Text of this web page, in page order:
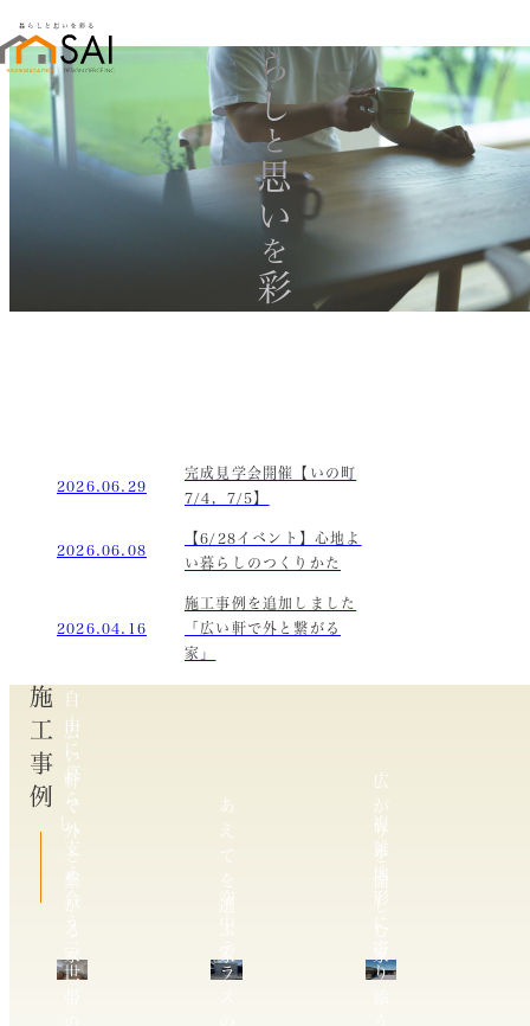
暮らし
と
思い
を
彩る
2026.06.29
完成見学会開催【いの町
7/4，7/5】
2026.06.08
【6/28イベント】心地よ
い暮らしのつくりかた
2026.04.16
施工事例を追加しました
「広い軒で外と繋がる
家」
施工事例
広
い
軒
で
外
と
繋
が
る
あ
え
て
を
選
広
が
り
を
愉
し
自
由
に
暮
ら
し、
支
え
合
う
世
空
ラ
複
雑
地
形
り